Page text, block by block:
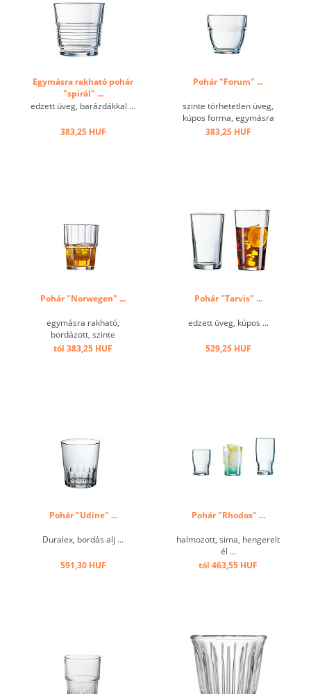
Egymásra rakható pohár
"spirál" ...
edzett üveg, barázdákkal ...
383,25 HUF
Pohár "Forum" ...
szinte törhetetlen üveg,
kúpos forma, egymásra
rakható ...
383,25 HUF
Pohár "Norwegen" ...
egymásra rakható,
bordázott, szinte
törhetetlen ...
tól 383,25 HUF
Pohár "Tarvis" ...
edzett üveg, kúpos ...
529,25 HUF
Pohár "Udine" ...
Duralex, bordás alj ...
591,30 HUF
Pohár "Rhodos" ...
halmozott, sima, hengerelt
él ...
tól 463,55 HUF